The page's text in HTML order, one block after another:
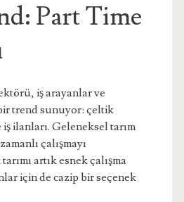
Part Time
iş arayanlar ve
trend sunuyor: çeltik
ilanları. Geleneksel tarım
çalışmayı
artık esnek çalışma
için de cazip bir seçenek